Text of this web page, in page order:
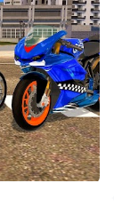
彩有趣的比賽
常方便。現在
Stunt
別的逼真模擬
托車騎手游戲
平。令人難